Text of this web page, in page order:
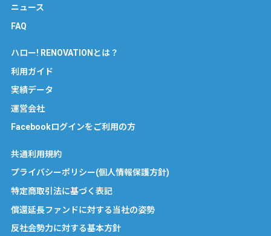
ニュース
FAQ
ハロー! RENOVATIONとは？
利用ガイド
実績データ
運営会社
Facebookログインをご利用の方
共通利用規約
プライバシーポリシー(個人情報保護方針)
特定商取引法に基づく表記
償還延長ファンドに対する当社の姿勢
反社会勢力に対する基本方針